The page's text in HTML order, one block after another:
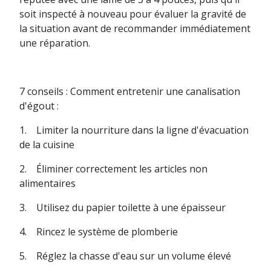
soit inspecté à nouveau pour évaluer la gravité de
la situation avant de recommander immédiatement
une réparation.
7 conseils : Comment entretenir une canalisation
d'égout :
1. Limiter la nourriture dans la ligne d'évacuation
de la cuisine
2. Éliminer correctement les articles non
alimentaires
3. Utilisez du papier toilette à une épaisseur
4. Rincez le système de plomberie
5. Réglez la chasse d'eau sur un volume élevé